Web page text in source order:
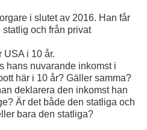
i slutet av 2016. Han får
och från privat
USA i 10 år.
hans nuvarande inkomst i
här i 10 år? Gäller samma?
deklarera den inkomst han
Är det både den statliga och
bara den statliga?